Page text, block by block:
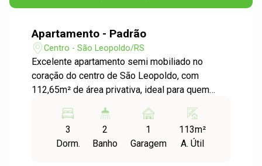
Apartamento - Padrão
Centro - São Leopoldo/RS
Excelente apartamento semi mobiliado no
coração do centro de São Leopoldo, com
112,65m² de área privativa, ideal para quem
suíte, ambientes amplos e bem distribuídos,
sala de estar e jantar integradas, além de uma
3
Dorm.
2
Banho
1
Garagem
113m²
A. Útil